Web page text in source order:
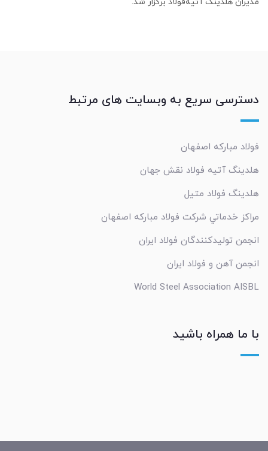
دسترسی سریع به وبسایت های مرتبط
فولاد مبارکه اصفهان
هلدینگ آتیه فولاد نقش جهان
هلدینگ فولاد متیل
مراکز خدماتي شرکت فولاد مبارکه اصفهان
انجمن تولیدکنندگان فولاد ایران
انجمن آهن و فولاد ایران
World Steel Association AISBL
با ما همراه باشید